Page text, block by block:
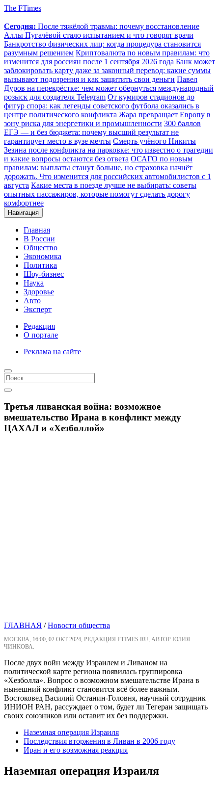
The FTimes
Сегодня: После тяжёлой травмы: почему восстановление
Аллы Пугачёвой стало испытанием и что говорят врачи
Банкротство физических лиц: когда процедура становится
разумным решением Криптовалюта по новым правилам: что
изменится для россиян после 1 сентября 2026 года Банк может
заблокировать карту даже за законный перевод: какие суммы
вызывают подозрения и как защитить свои деньги Павел
Дуров на перекрёстке: чем может обернуться международный
розыск для создателя Telegram От кумиров стадионов до
фигур спора: как легенды советского футбола оказались в
центре политического конфликта Жара превращает Европу в
зону риска для энергетики и промышленности 300 баллов
ЕГЭ — и без бюджета: почему высший результат не
гарантирует место в вузе мечты Смерть учёного Никиты
Зезина после конфликта на парковке: что известно о трагедии
и какие вопросы остаются без ответа ОСАГО по новым
правилам: выплаты станут больше, но страховка начнёт
дорожать. Что изменится для российских автомобилистов с 1
августа Какие места в поезде лучше не выбирать: советы
опытных пассажиров, которые помогут сделать дорогу
комфортнее
Навигация
Главная
В России
Общество
Экономика
Политика
Шоу-бизнес
Наука
Здоровье
Авто
Эксперт
Редакция
О портале
Реклама на сайте
Третья ливанская война: возможное
вмешательство Ирана в конфликт между
ЦАХАЛ и «Хезболлой»
ГЛАВНАЯ /Новости общества
МОСКВА, 16:00, 02 ОКТ 2024, РЕДАКЦИЯ FTIMES.RU, АВТОР ЮЛИЯ
ЧИНКОВА.
После двух войн между Израилем и Ливаном на
политической карте региона появилась группировка
«Хезболла». Вопрос о возможном вмешательстве Ирана в
нынешний конфликт становится всё более важным.
Востоковед Василий Останин-Головня, научный сотрудник
ИНИОН РАН, рассуждает о том, будет ли Тегеран защищать
своих союзников или оставит их без поддержки.
Наземная операция Израиля
Последствия вторжения в Ливан в 2006 году
Иран и его возможная реакция
Наземная операция Израиля